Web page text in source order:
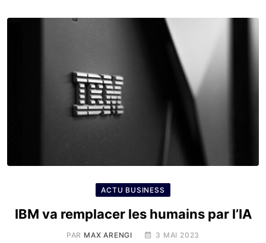
ACTU BUSINESS
IBM va remplacer les humains par l’IA
PAR MAX ARENGI 3 MAI 2023